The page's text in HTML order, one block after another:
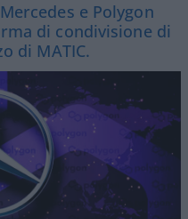
e Polygon
di condivisione di
di MATIC.